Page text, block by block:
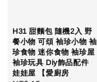
H31 甜麵包 隨機2入 野
餐小物 可頌 袖珍小物 袖
珍食物 迷你食物 袖珍屋
袖珍玩具 Diy飾品配件
娃娃屋 【愛廚房